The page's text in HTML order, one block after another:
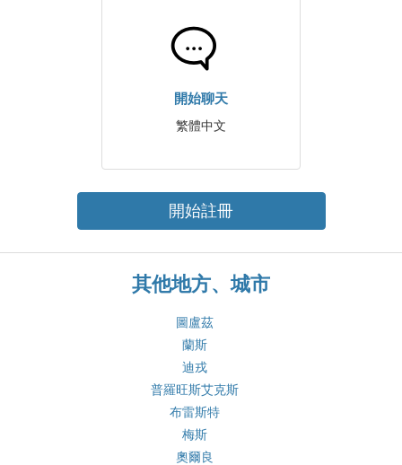
開始聊天
繁體中文
開始註冊
其他地方、城市
圖盧茲
蘭斯
迪戎
普羅旺斯艾克斯
布雷斯特
梅斯
奧爾良